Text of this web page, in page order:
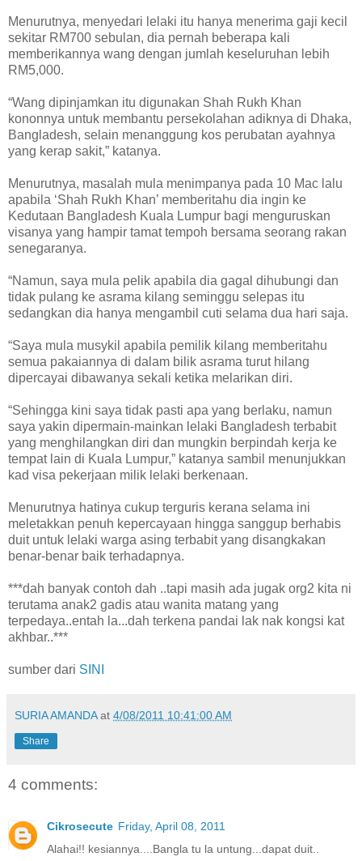
Menurutnya, menyedari lelaki itu hanya menerima gaji kecil
sekitar RM700 sebulan, dia pernah beberapa kali
memberikannya wang dengan jumlah keseluruhan lebih
RM5,000.
“Wang dipinjamkan itu digunakan Shah Rukh Khan
kononnya untuk membantu persekolahan adiknya di Dhaka,
Bangladesh, selain menanggung kos perubatan ayahnya
yang kerap sakit,” katanya.
Menurutnya, masalah mula menimpanya pada 10 Mac lalu
apabila ‘Shah Rukh Khan’ memberitahu dia ingin ke
Kedutaan Bangladesh Kuala Lumpur bagi menguruskan
visanya yang hampir tamat tempoh bersama seorang rakan
senegaranya.
“Namun, saya mula pelik apabila dia gagal dihubungi dan
tidak pulang ke asrama kilang seminggu selepas itu
sedangkan dia hanya mengambil cuti selama dua hari saja.
“Saya mula musykil apabila pemilik kilang memberitahu
semua pakaiannya di dalam bilik asrama turut hilang
dipercayai dibawanya sekali ketika melarikan diri.
“Sehingga kini saya tidak pasti apa yang berlaku, namun
saya yakin dipermain-mainkan lelaki Bangladesh terbabit
yang menghilangkan diri dan mungkin berpindah kerja ke
tempat lain di Kuala Lumpur,” katanya sambil menunjukkan
kad visa pekerjaan milik lelaki berkenaan.
Menurutnya hatinya cukup terguris kerana selama ini
meletakkan penuh kepercayaan hingga sanggup berhabis
duit untuk lelaki warga asing terbabit yang disangkakan
benar-benar baik terhadapnya.
***dah banyak contoh dah ..tapi masih ada jugak org2 kita ni
terutama anak2 gadis atau wanita matang yang
terpedaya..entah la...dah terkena pandai lak nak kongsi kat
akhbar..***
sumber dari SINI
SURIA AMANDA at 4/08/2011 10:41:00 AM
Share
4 comments:
Cikrosecute Friday, April 08, 2011
Alahai!! kesiannya....Bangla tu la untung...dapat duit..